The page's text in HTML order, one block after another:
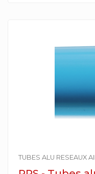
TUBES ALU RESEAUX